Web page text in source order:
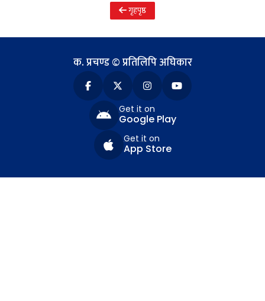
गृहपृष्ठ
क. प्रचण्ड © प्रतिलिपि अघिकार
Get it on
Google Play
Get it on
App Store